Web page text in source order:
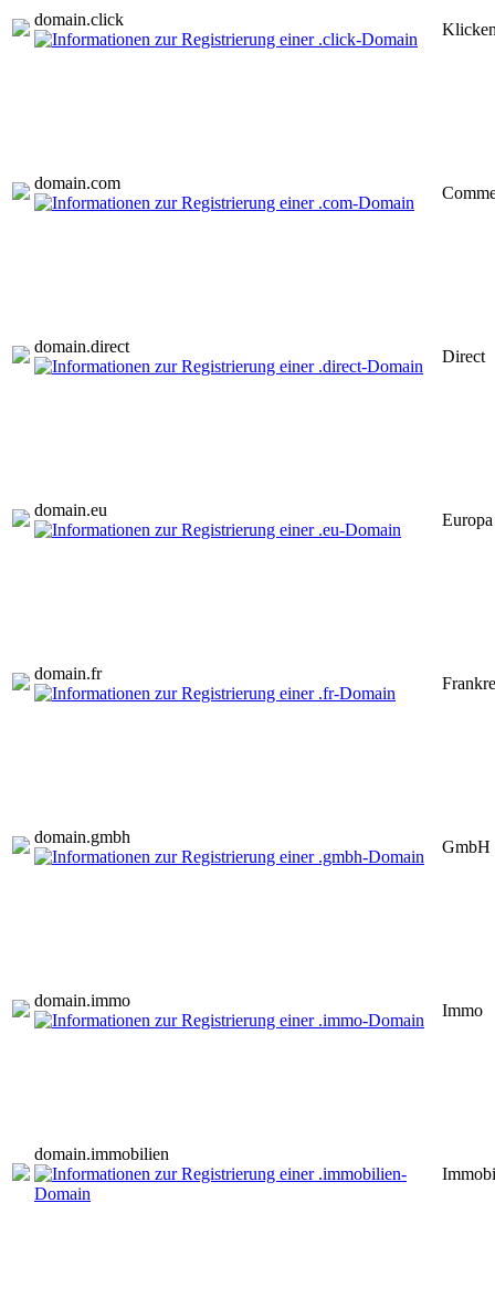
domain.click
domain.com
domain.direct
Direct
domain.eu
Europa
domain.fr
domain.gmbh
GmbH
domain.immo
Immo
domain.immobilien